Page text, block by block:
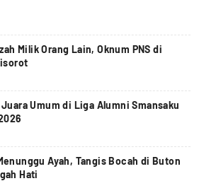
Milik Orang Lain, Oknum PNS di
Umum di Liga Alumni Smansaku
Ayah, Tangis Bocah di Buton
Hati